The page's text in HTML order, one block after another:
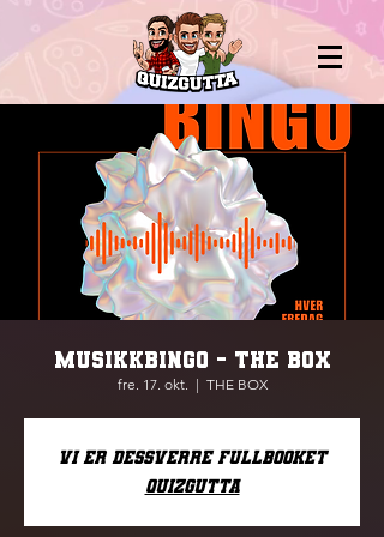
MUSIKKBINGO - THE BOX
fre. 17. okt.
  |
THE BOX
Vi er dessverre fullbooket
Quizgutta